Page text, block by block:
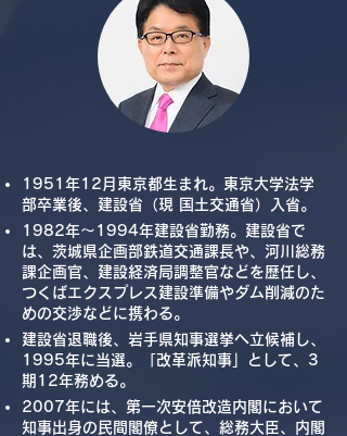
1951年12月東京都生まれ。東京大学法学
部卒業後、建設省（現 国土交通省）入省。
1982年～1994年建設省勤務。建設省で
は、茨城県企画部鉄道交通課長や、河川総務
課企画官、建設経済局調整官などを歴任し、
つくばエクスプレス建設準備やダム削減のた
めの交渉などに携わる。
建設省退職後、岩手県知事選挙へ立候補し、
1995年に当選。「改革派知事」として、3
期12年務める。
2007年には、第一次安倍改造内閣において
知事出身の民間閣僚として、総務大臣、内閣